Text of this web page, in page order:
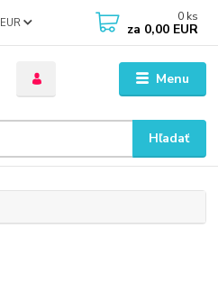
Menu
EUR
Hľadať
0 ks
za 0,00 EUR